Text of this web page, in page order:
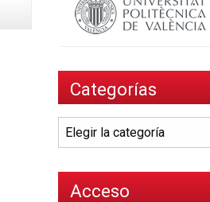
Categorías
Categorías
Acceso